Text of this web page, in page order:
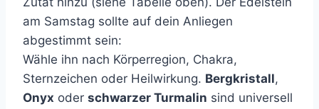
am Samstag sollte auf dein Anliegen
abgestimmt sein:
Wähle ihn nach Körperregion, Chakra,
Sternzeichen oder Heilwirkung. Bergkristall,
Onyx oder schwarzer Turmalin sind universell